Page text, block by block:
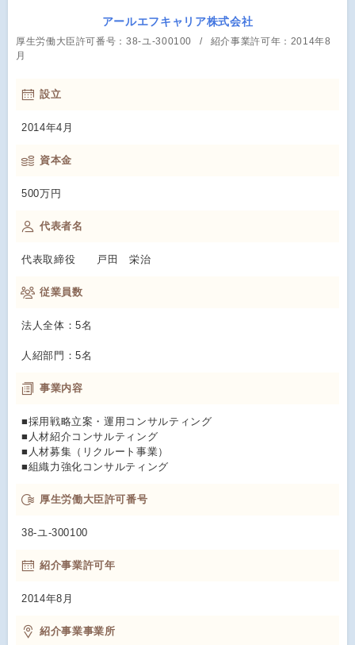
アールエフキャリア株式会社
厚生労働大臣許可番号：38-ユ-300100
紹介事業許可年：2014年8
月
設立
2014年4月
資本金
500万円
代表者名
代表取締役 戸田 栄治
従業員数
法人全体：5名
人紹部門：5名
事業内容
■採用戦略立案・運用コンサルティング
■人材紹介コンサルティング
■人材募集（リクルート事業）
■組織力強化コンサルティング
厚生労働大臣許可番号
38-ユ-300100
紹介事業許可年
2014年8月
紹介事業事業所